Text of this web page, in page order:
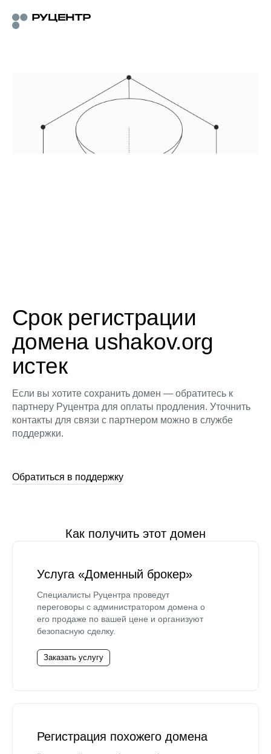
Срок регистрации
домена ushakov.org
истек
Если вы хотите сохранить домен — обратитесь к
партнеру Руцентра для оплаты продления. Уточнить
контакты для связи с партнером можно в службе
поддержки.
Обратиться в поддержку
Как получить этот домен
Услуга «Доменный брокер»
Специалисты Руцентра проведут
переговоры с администратором домена о
его продаже по вашей цене и организуют
безопасную сделку.
Заказать услугу
Регистрация похожего домена